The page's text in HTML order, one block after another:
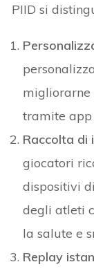
PIID si
migliorarne
tramite app
Raccolta di
giocatori
dispositivi
degli atleti
la salute e
Replay